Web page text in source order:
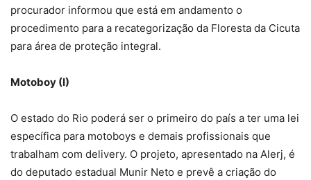
procurador informou que está em andamento o
procedimento para a recategorização da Floresta da Cicuta
para área de proteção integral.
Motoboy (I)
O estado do Rio poderá ser o primeiro do país a ter uma lei
específica para motoboys e demais profissionais que
trabalham com delivery. O projeto, apresentado na Alerj, é
do deputado estadual Munir Neto e prevê a criação do